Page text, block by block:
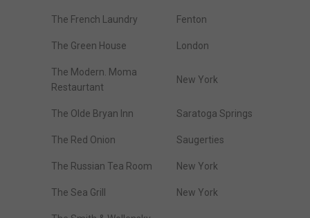
The French Laundry Fenton
The Green House London
The Modern. Moma
Restaurtant
New York
The Olde Bryan Inn Saratoga Springs
The Red Onion Saugerties
The Russian Tea Room New York
The Sea Grill New York